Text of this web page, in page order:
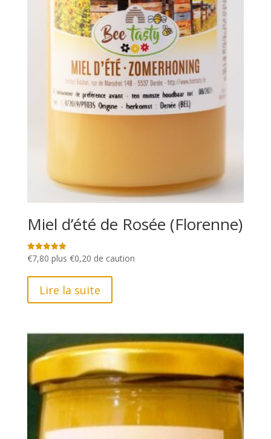
Miel d’été de Rosée (Florenne)
Note
5.00
€7,80 plus €0,20 de caution
Lire la suite